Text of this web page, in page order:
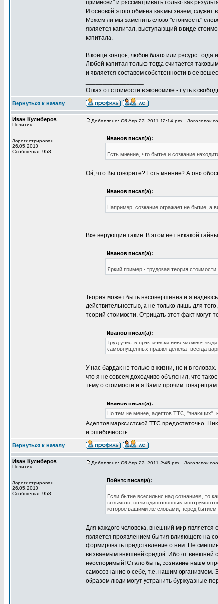
примесей" и рассматривать только как
И основой этого обмена как мы знаем, служит
Можем ли мы заменить слово "стоимость"
является капитал, выступающий в виде
капитала.
В конце концов, любое благо или ресурс тогда
Любой капитал только тогда считается
и является составом собственности в ее
Отказ от стоимости в экономике - путь к
Вернуться к началу
Иван Кулиберов
Политик
Зарегистрирован:
26.05.2010
Сообщения: 958
Добавлено: Сб Апр 23, 2011 12:14 pm Заголовок
Иванов писал(а):
Есть мнение, что бытие и сознание
Ой, что Вы говорите? Есть мнение? А оно
Иванов писал(а):
Например, сознание отражает не бытие, а
Все верующие такие. В этом нет никакой
Иванов писал(а):
Яркий пример - трудовая теория стоимости.
Теория может быть несовершенна и я
действительностью, а не только лишь для
теорий стоимости. Отрицать этот факт могут
Иванов писал(а):
Труд учесть практически невозможно-
самовнущённых правил дележа- всегда
У нас бардак не только в жизни, но и в
что я не совсем доходчиво объяснил, что
тему о стоимости и я Вам и прочим
Иванов писал(а):
Но тем не менее, адептов ТТС, "знающих",
Адептов марксистской ТТС предостаточно.
и ошибочность.
Вернуться к началу
Иван Кулиберов
Политик
Зарегистрирован:
26.05.2010
Сообщения: 958
Добавлено: Сб Апр 23, 2011 2:45 pm Заголовок
Пойнтс писал(а):
Если бытие всесильно над сознанием, то
возьмете, если единственным
которое вашими же словами, перед бытием
Для каждого человека, внешний мир
является проявлением бытия влияющего на
формировать представление о нем. Не
вызваемым внешней средой. Ибо от внешней
неоспоримый! Стало быть, сознание наше
самосознание о себе, т.е. нашим организмом.
образом люди могут устранить буржуазные